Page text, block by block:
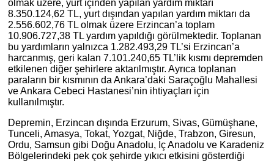
olmak üzere, yurt içinden yapılan yardım miktarı
8.350.124,62 TL, yurt dışından yapılan yardım miktarı da
2.556.602,76 TL olmak üzere Erzincan’a toplam
10.906.727,38 TL yardım yapıldığı görülmektedir. Toplanan
bu yardımların yalnızca 1.282.493,29 TL’si Erzincan’a
harcanmış, geri kalan 7.101.240,65 TL’lik kısmı depremden
etkilenen diğer şehirlere aktarılmıştır. Ayrıca toplanan
paraların bir kısmının da Ankara’daki Saraçoğlu Mahallesi
ve Ankara Cebeci Hastanesi’nin ihtiyaçları için
kullanılmıştır.
Depremin, Erzincan dışında Erzurum, Sivas, Gümüşhane,
Tunceli, Amasya, Tokat, Yozgat, Niğde, Trabzon, Giresun,
Ordu, Samsun gibi Doğu Anadolu, İç Anadolu ve Karadeniz
Bölgelerindeki pek çok şehirde yıkıcı etkisini gösterdiği